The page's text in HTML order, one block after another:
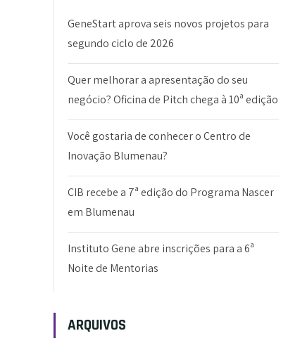
GeneStart aprova seis novos projetos para
segundo ciclo de 2026
Quer melhorar a apresentação do seu
negócio? Oficina de Pitch chega à 10ª edição
Você gostaria de conhecer o Centro de
Inovação Blumenau?
CIB recebe a 7ª edição do Programa Nascer
em Blumenau
Instituto Gene abre inscrições para a 6ª
Noite de Mentorias
ARQUIVOS